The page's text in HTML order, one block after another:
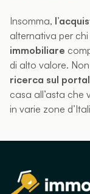
Insomma,
alternativa per
immobiliare
di alto valore.
ricerca sul
casa all’asta che
in varie zone